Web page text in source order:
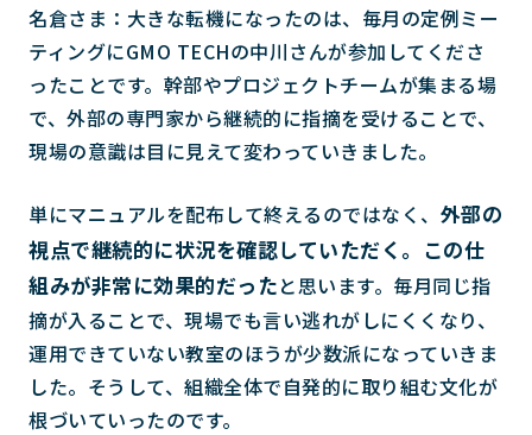
名倉さま：大きな転機になったのは、毎月の定例ミー
ティングにGMO TECHの中川さんが参加してくださ
ったことです。幹部やプロジェクトチームが集まる場
で、外部の専門家から継続的に指摘を受けることで、
現場の意識は目に見えて変わっていきました。
単にマニュアルを配布して終えるのではなく、 外部の
視点で継続的に状況を確認していただく。この仕
組みが非常に効果的だったと思います。毎月同じ指
摘が入ることで、現場でも言い逃れがしにくくなり、
運用できていない教室のほうが少数派になっていきま
した。そうして、組織全体で自発的に取り組む文化が
根づいていったのです。